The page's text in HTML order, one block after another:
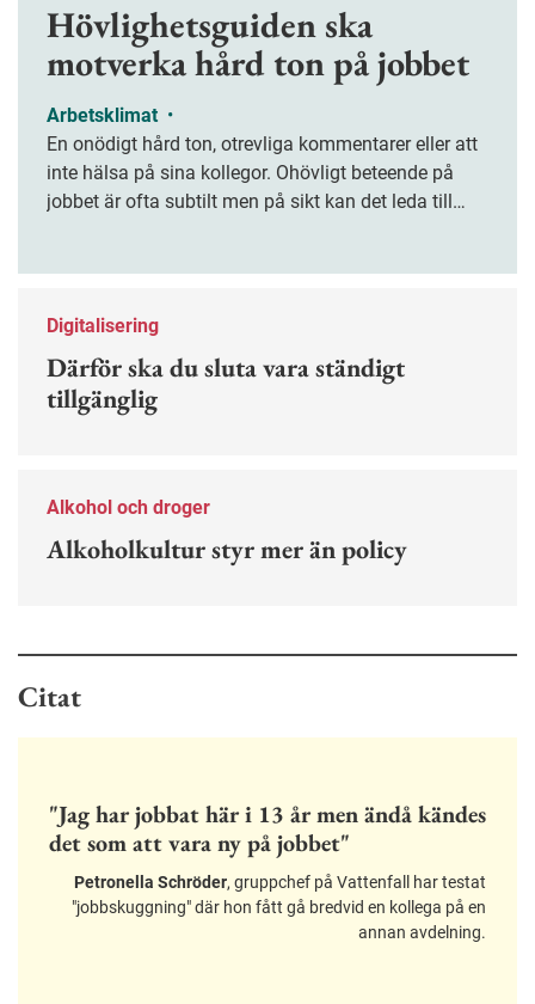
Hövlighetsguiden ska
motverka hård ton på jobbet
Arbetsklimat •
En onödigt hård ton, otrevliga kommentarer eller att
inte hälsa på sina kollegor. Ohövligt beteende på
jobbet är ofta subtilt men på sikt kan det leda till
Digitalisering
Därför ska du sluta vara ständigt
tillgänglig
Alkohol och droger
Alkoholkultur styr mer än policy
Citat
"Jag har jobbat här i 13 år men ändå kändes
det som att vara ny på jobbet"
Petronella Schröder, gruppchef på Vattenfall har testat
"jobbskuggning" där hon fått gå bredvid en kollega på en
annan avdelning.